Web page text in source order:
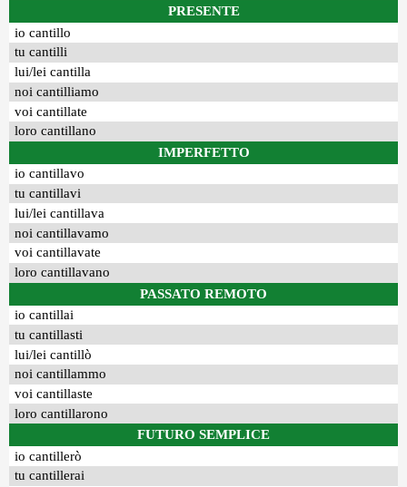
PRESENTE
io cantillo
tu cantilli
lui/lei cantilla
noi cantilliamo
voi cantillate
loro cantillano
IMPERFETTO
io cantillavo
tu cantillavi
lui/lei cantillava
noi cantillavamo
voi cantillavate
loro cantillavano
PASSATO REMOTO
io cantillai
tu cantillasti
lui/lei cantillò
noi cantillammo
voi cantillaste
loro cantillarono
FUTURO SEMPLICE
io cantillerò
tu cantillerai